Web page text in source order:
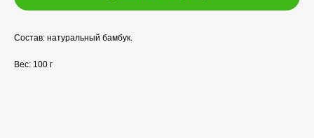
Состав: натуральный бамбук.
Вес: 100 г